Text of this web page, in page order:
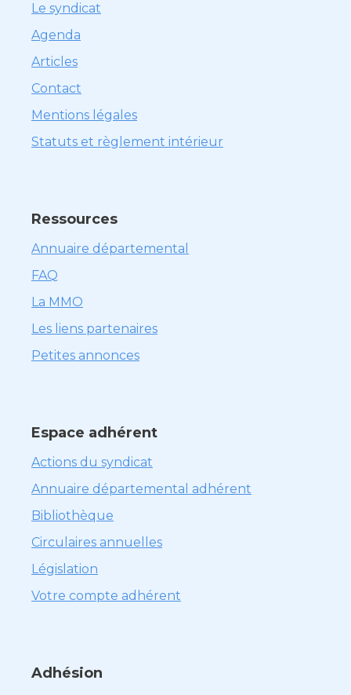
Le syndicat
Agenda
Articles
Contact
Mentions légales
Statuts et règlement intérieur
Ressources
Annuaire départemental
FAQ
La MMO
Les liens partenaires
Petites annonces
Espace adhérent
Actions du syndicat
Annuaire départemental adhérent
Bibliothèque
Circulaires annuelles
Législation
Votre compte adhérent
Adhésion